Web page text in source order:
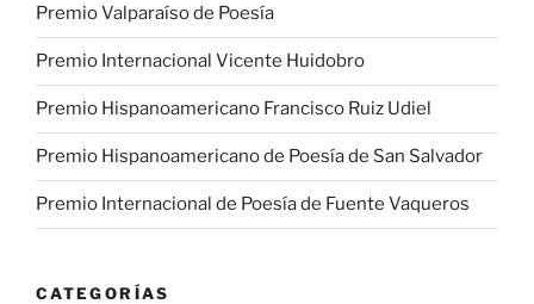
Premio Valparaíso de Poesía
Premio Internacional Vicente Huidobro
Premio Hispanoamericano Francisco Ruiz Udiel
Premio Hispanoamericano de Poesía de San Salvador
Premio Internacional de Poesía de Fuente Vaqueros
CATEGORÍAS